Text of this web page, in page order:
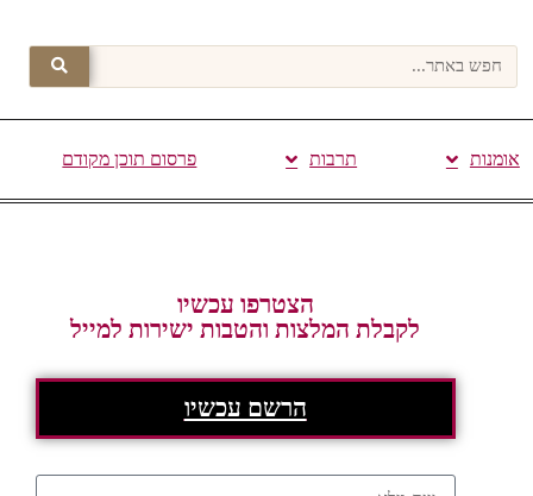
אומנות תרבות פרסום תוכן מקודם
הצטרפו עכשיו
לקבלת המלצות והטבות ישירות למייל
הרשם עכשיו